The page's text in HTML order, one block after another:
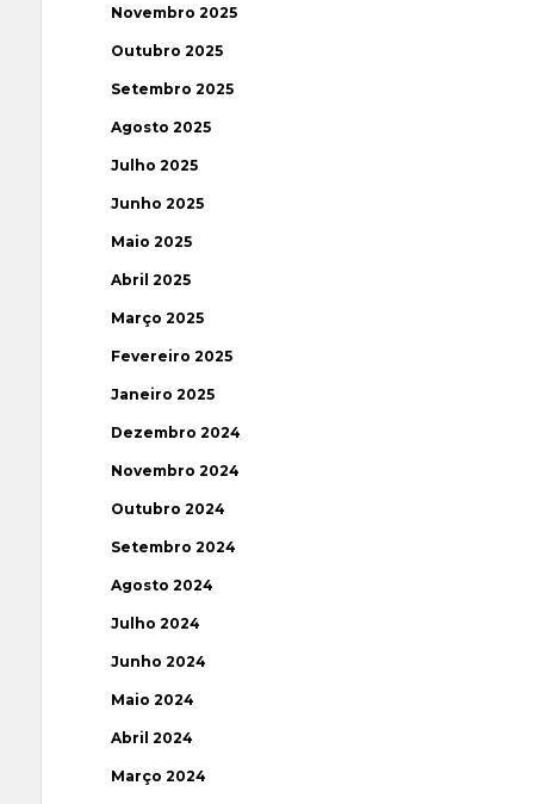
Novembro 2025
Outubro 2025
Setembro 2025
Agosto 2025
Julho 2025
Junho 2025
Maio 2025
Abril 2025
Março 2025
Fevereiro 2025
Janeiro 2025
Dezembro 2024
Novembro 2024
Outubro 2024
Setembro 2024
Agosto 2024
Julho 2024
Junho 2024
Maio 2024
Abril 2024
Março 2024